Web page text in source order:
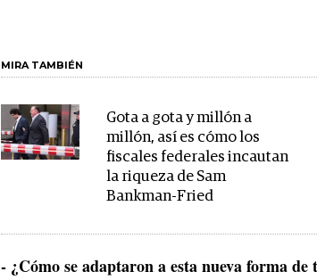
MIRA TAMBIÉN
Gota a gota y millón a
millón, así es cómo los
fiscales federales incautan
la riqueza de Sam
Bankman-Fried
- ¿Cómo se adaptaron a esta nueva forma